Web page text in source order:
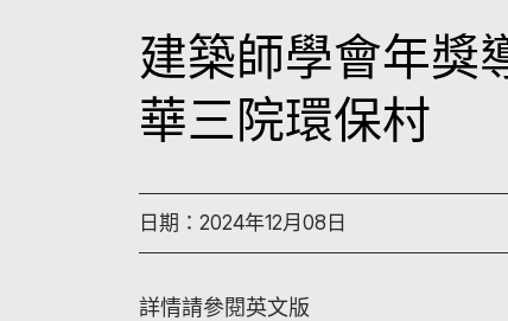
建築師學會年獎
華三院環保村
日期：2024年12月08日
詳情請參閱英文版